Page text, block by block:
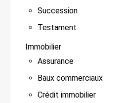
Succession
Testament
Immobilier
Assurance
Baux commerciaux
Crédit immobilier